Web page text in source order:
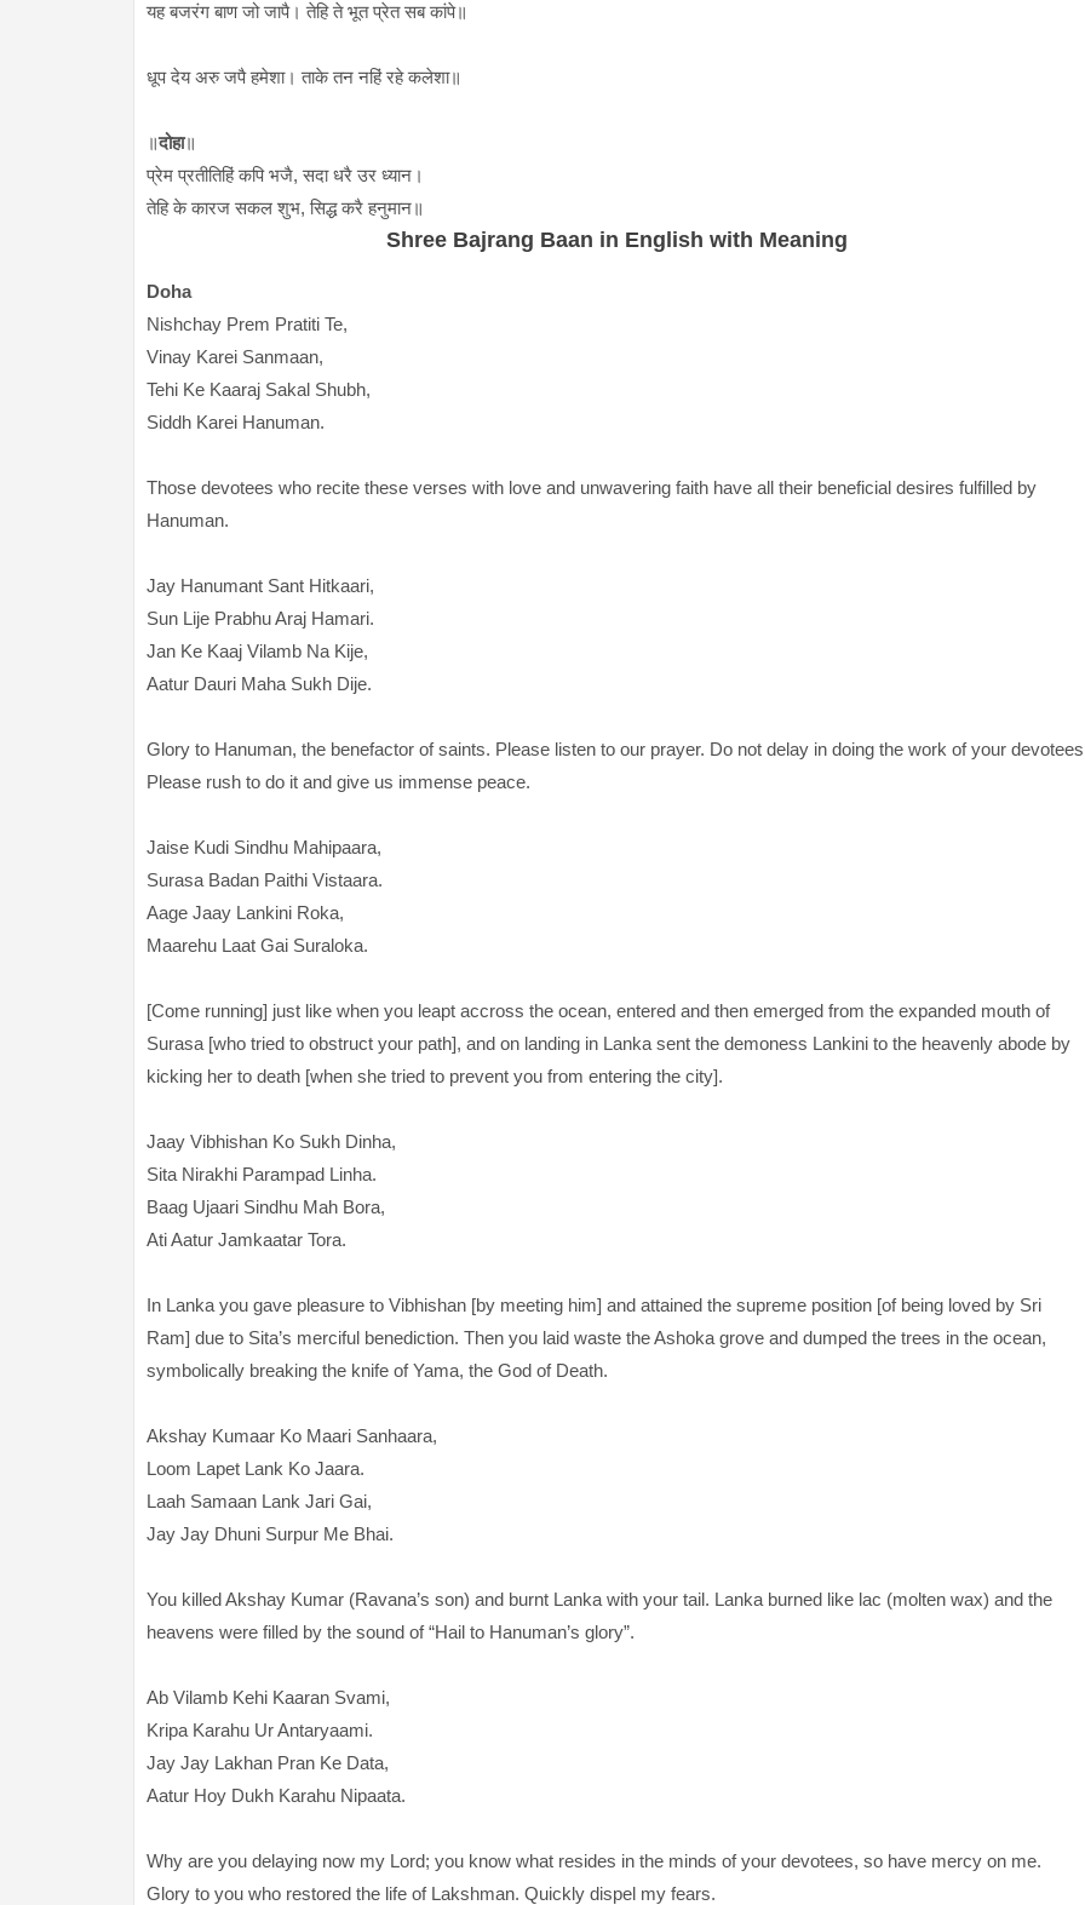
यह बजरंग बाण जो जापै। तेहि ते भूत प्रेत सब कांपे॥
धूप देय अरु जपै हमेशा। ताके तन नहिं रहे कलेशा॥
॥दोहा॥
प्रेम प्रतीतिहिं कपि भजै, सदा धरै उर ध्यान।
तेहि के कारज सकल शुभ, सिद्ध करै हनुमान॥
Shree Bajrang Baan in English with Meaning
Doha
Nishchay Prem Pratiti Te,
Vinay Karei Sanmaan,
Tehi Ke Kaaraj Sakal Shubh,
Siddh Karei Hanuman.
Those devotees who recite these verses with love and unwavering faith have all their beneficial desires fulfilled by
Hanuman.
Jay Hanumant Sant Hitkaari,
Sun Lije Prabhu Araj Hamari.
Jan Ke Kaaj Vilamb Na Kije,
Aatur Dauri Maha Sukh Dije.
Glory to Hanuman, the benefactor of saints. Please listen to our prayer. Do not delay in doing the work of your
Please rush to do it and give us immense peace.
Jaise Kudi Sindhu Mahipaara,
Surasa Badan Paithi Vistaara.
Aage Jaay Lankini Roka,
Maarehu Laat Gai Suraloka.
[Come running] just like when you leapt accross the ocean, entered and then emerged from the expanded mouth of
Surasa [who tried to obstruct your path], and on landing in Lanka sent the demoness Lankini to the heavenly abode by
kicking her to death [when she tried to prevent you from entering the city].
Jaay Vibhishan Ko Sukh Dinha,
Sita Nirakhi Parampad Linha.
Baag Ujaari Sindhu Mah Bora,
Ati Aatur Jamkaatar Tora.
In Lanka you gave pleasure to Vibhishan [by meeting him] and attained the supreme position [of being loved by Sri
Ram] due to Sita’s merciful benediction. Then you laid waste the Ashoka grove and dumped the trees in the ocean,
symbolically breaking the knife of Yama, the God of Death.
Akshay Kumaar Ko Maari Sanhaara,
Loom Lapet Lank Ko Jaara.
Laah Samaan Lank Jari Gai,
Jay Jay Dhuni Surpur Me Bhai.
You killed Akshay Kumar (Ravana’s son) and burnt Lanka with your tail. Lanka burned like lac (molten wax) and the
heavens were filled by the sound of “Hail to Hanuman’s glory”.
Ab Vilamb Kehi Kaaran Svami,
Kripa Karahu Ur Antaryaami.
Jay Jay Lakhan Pran Ke Data,
Aatur Hoy Dukh Karahu Nipaata.
Why are you delaying now my Lord; you know what resides in the minds of your devotees, so have mercy on me.
Glory to you who restored the life of Lakshman. Quickly dispel my fears.